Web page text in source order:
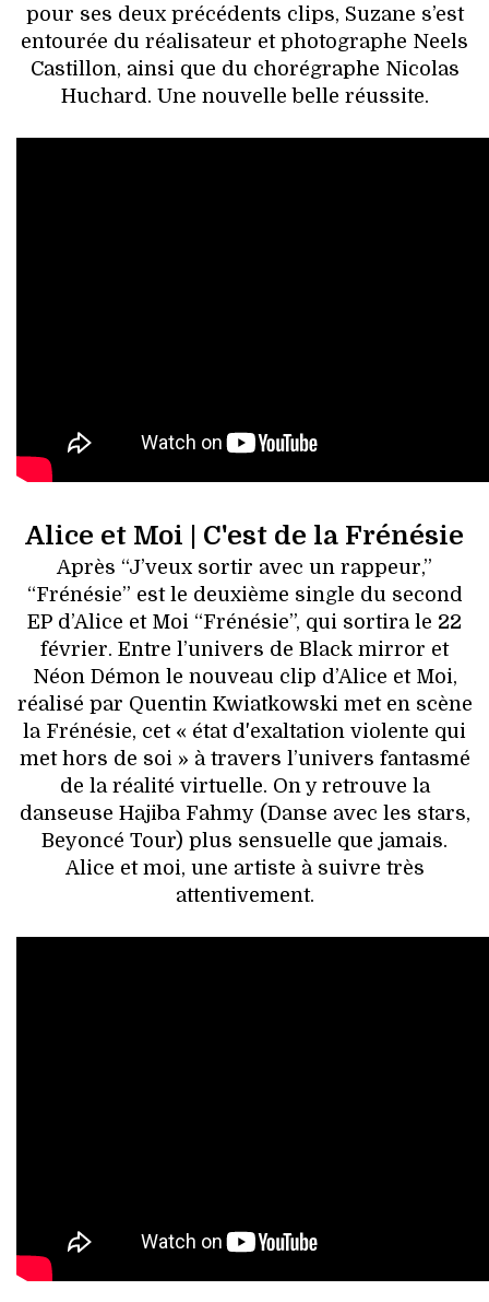
pour ses deux précédents clips, Suzane s’est
entourée du réalisateur et photographe Neels
Castillon, ainsi que du chorégraphe Nicolas
Huchard. Une nouvelle belle réussite.
Alice et Moi | C'est de la Frénésie
Après “J’veux sortir avec un rappeur,”
“Frénésie” est le deuxième single du second
EP d’Alice et Moi “Frénésie”, qui sortira le 22
février. Entre l’univers de Black mirror et
Néon Démon le nouveau clip d’Alice et Moi,
réalisé par Quentin Kwiatkowski met en scène
la Frénésie, cet « état d'exaltation violente qui
met hors de soi » à travers l’univers fantasmé
de la réalité virtuelle. On y retrouve la
danseuse Hajiba Fahmy (Danse avec les stars,
Beyoncé Tour) plus sensuelle que jamais.
Alice et moi, une artiste à suivre très
attentivement.